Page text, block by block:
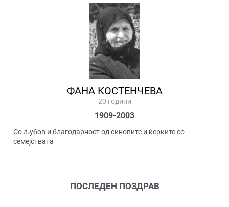
ФАНА КОСТЕНЧЕВА
20 години
1909-2003
Со љубов и благодарност од синовите и ќерките со
семејствата
ПОСЛЕДЕН ПОЗДРАВ